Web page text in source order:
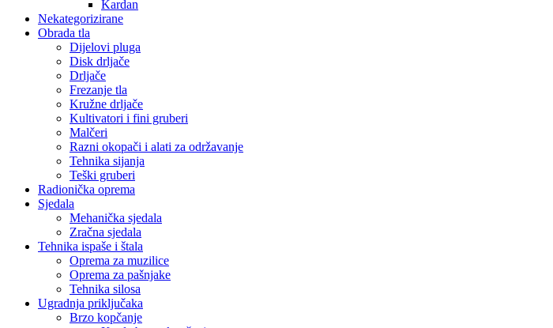
Kardan
Nekategorizirane
Obrada tla
Dijelovi pluga
Disk drljače
Drljače
Frezanje tla
Kružne drljače
Kultivatori i fini gruberi
Malčeri
Razni okopači i alati za održavanje
Tehnika sijanja
Teški gruberi
Radionička oprema
Sjedala
Mehanička sjedala
Zračna sjedala
Tehnika ispaše i štala
Oprema za muzilice
Oprema za pašnjake
Tehnika silosa
Ugradnja priključaka
Brzo kopčanje